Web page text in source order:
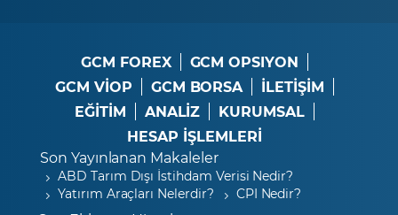
GCM FOREX
GCM OPSIYON
GCM VİOP
GCM BORSA
İLETİŞİM
EĞİTİM
ANALİZ
KURUMSAL
HESAP İŞLEMLERİ
Son Yayınlanan Makaleler
ABD Tarım Dışı İstihdam Verisi Nedir?
Yatırım Araçları Nelerdir?
CPI Nedir?